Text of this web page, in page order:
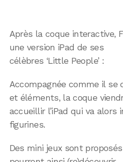
Après la coque interactive,
une version iPad de ses
célèbres ‘Little People’ :
Accompagnée comme il se
et éléments, la coque
accueillir l’iPad qui va alors
figurines.
Des mini jeux sont